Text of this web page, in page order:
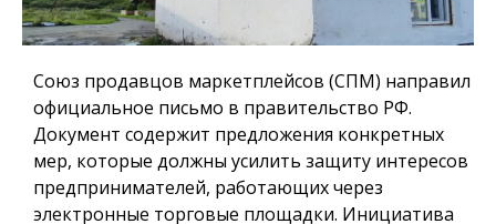
Союз продавцов маркетплейсов (СПМ) направил
официальное письмо в правительство РФ.
Документ содержит предложения конкретных
мер, которые должны усилить защиту интересов
предпринимателей, работающих через
электронные торговые площадки. Инициатива